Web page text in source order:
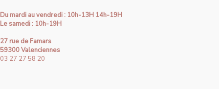
Du mardi au vendredi : 10h-13H 14h-19H
Le samedi : 10h-19H
27 rue de Famars
59300 Valenciennes
03 27 27 58 20